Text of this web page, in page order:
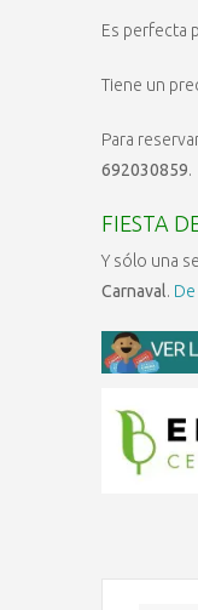
Es perfecta
Tiene un
Para
692030859.
FIESTA
Y sólo una
Carnaval.